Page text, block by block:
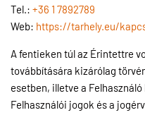
Tel.: +36 1 7892789
Web: https://tarhely.eu/
A fentieken túl az Érintettre
továbbítására kizárólag
esetben, illetve a
Felhasználói jogok és a